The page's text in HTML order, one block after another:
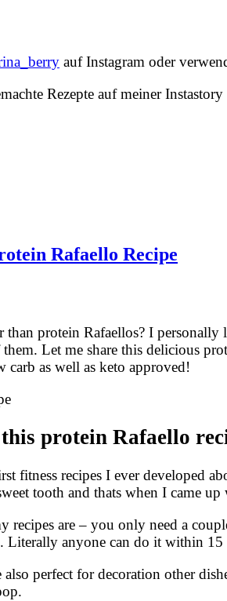
auf Instagram oder
Rezepte auf meiner
Rafaello Recipe
than protein Rafaellos? I
them. Let me share this delicious
as well as keto approved!
protein Rafaello
fitness recipes I ever developed
tooth and thats when I came
recipes are – you only need a
Literally anyone can do it within 15
perfect for decoration other